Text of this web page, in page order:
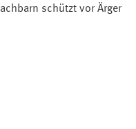
schützt vor Ärger